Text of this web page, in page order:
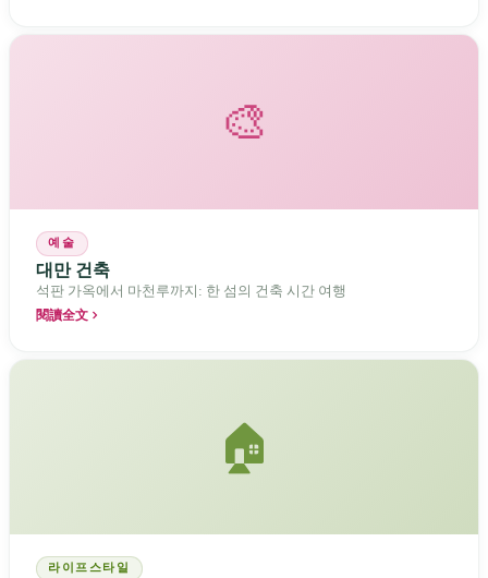
🎨
예술
대만 건축
석판 가옥에서 마천루까지: 한 섬의 건축 시간 여행
閱讀全文
🏠
라이프스타일